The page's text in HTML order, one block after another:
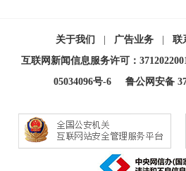
关于我们 广告业务 联
互联网新闻信息服务许可：
05034096号-6
鲁公网安备